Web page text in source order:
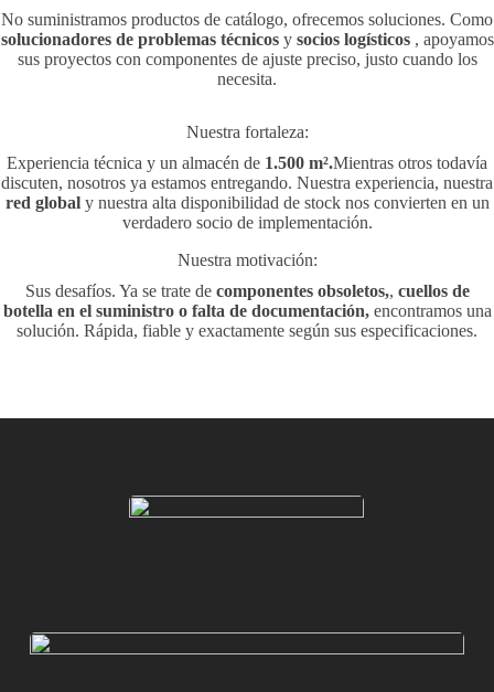
No suministramos productos de catálogo, ofrecemos soluciones. Como
solucionadores de problemas técnicosy socios logísticos, apoyamos
sus proyectos con componentes de ajuste preciso, justo cuando los
necesita.
Nuestra fortaleza:
Experiencia técnica y un almacén de 1.500 m².Mientras otros todavía
discuten, nosotros ya estamos entregando. Nuestra experiencia, nuestra
red globaly nuestra alta disponibilidad de stock nos convierten en un
verdadero socio de implementación.
Nuestra motivación:
Sus desafíos. Ya se trate de componentes obsoletos,, cuellos de
botella en el suministro o falta de documentación,encontramos una
solución. Rápida, fiable y exactamente según sus especificaciones.